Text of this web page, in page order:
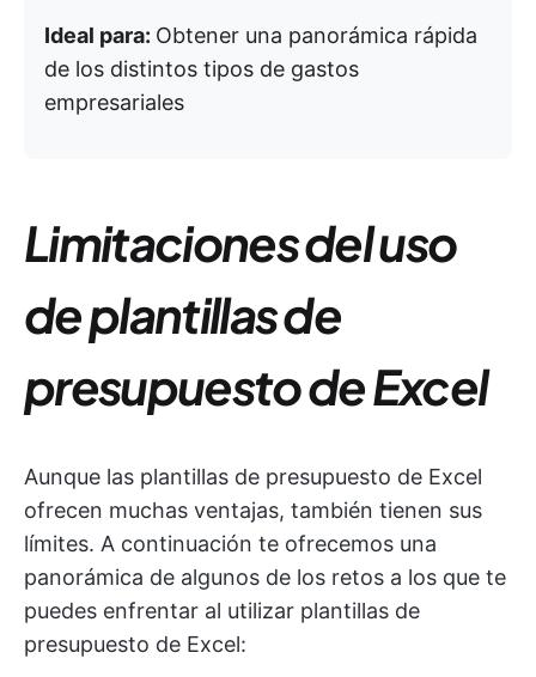
Ideal para: Obtener una panorámica rápida
de los distintos tipos de gastos
empresariales
Limitaciones del uso
de plantillas de
presupuesto de Excel
Aunque las plantillas de presupuesto de Excel
ofrecen muchas ventajas, también tienen sus
límites. A continuación te ofrecemos una
panorámica de algunos de los retos a los que te
puedes enfrentar al utilizar plantillas de
presupuesto de Excel: